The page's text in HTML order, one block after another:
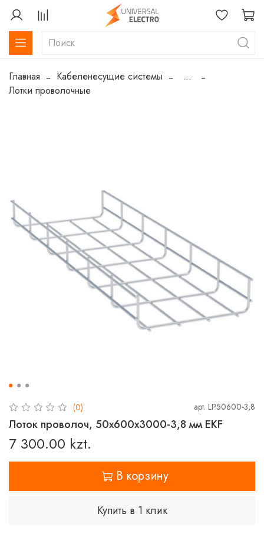
Главная Кабеленесущие системы
...
Лотки проволочные
(0) арт. LP50600-3,8
Лоток проволоч, 50х600х3000-3,8 мм EKF
7 300.00 kzt.
В корзину
Купить в 1 клик